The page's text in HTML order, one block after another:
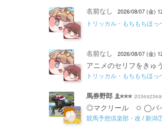
名前なし 2026/08/07 (金)
トリッカル・もちもちほっ
名前なし 2026/08/07 (金)
アニメのセリフをきゅ
トリッカル・もちもちほっ
馬券野郎
◎マクリール ✩ ◯パイ
競馬予想倶楽部・改 /新潟